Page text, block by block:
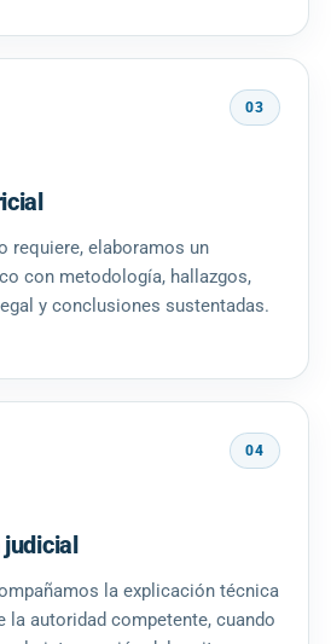
03
requiere, elaboramos un
con metodología, hallazgos,
y conclusiones sustentadas.
04
la explicación técnica
la autoridad competente, cuando